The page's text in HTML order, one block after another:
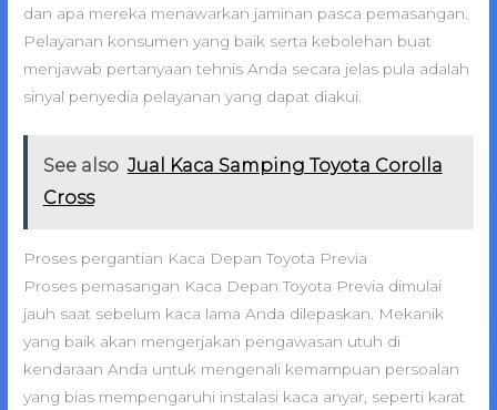
dan apa mereka menawarkan jaminan pasca pemasangan.
Pelayanan konsumen yang baik serta kebolehan buat
menjawab pertanyaan tehnis Anda secara jelas pula adalah
sinyal penyedia pelayanan yang dapat diakui.
See also Jual Kaca Samping Toyota Corolla
Cross
Proses pergantian Kaca Depan Toyota Previa
Proses pemasangan Kaca Depan Toyota Previa dimulai
jauh saat sebelum kaca lama Anda dilepaskan. Mekanik
yang baik akan mengerjakan pengawasan utuh di
kendaraan Anda untuk mengenali kemampuan persoalan
yang bias mempengaruhi instalasi kaca anyar, seperti karat